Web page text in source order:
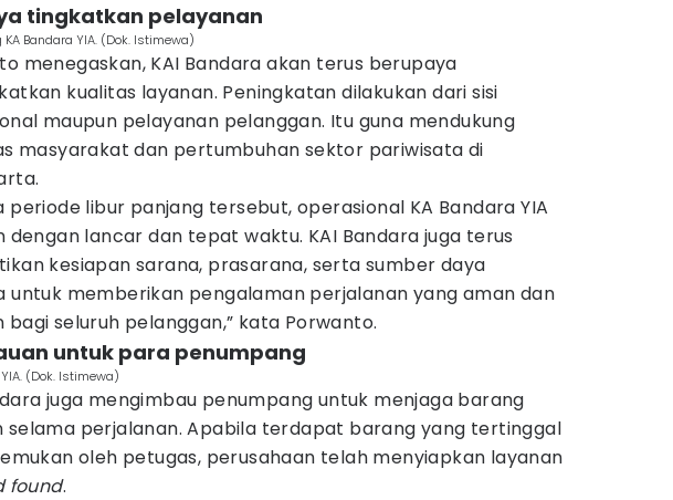
tingkatkan pelayanan
Bandara YIA. (Dok. Istimewa)
menegaskan, KAI Bandara akan terus berupaya
kualitas layanan. Peningkatan dilakukan dari sisi
maupun pelayanan pelanggan. Itu guna mendukung
masyarakat dan pertumbuhan sektor pariwisata di
periode libur panjang tersebut, operasional KA Bandara YIA
dengan lancar dan tepat waktu. KAI Bandara juga terus
kesiapan sarana, prasarana, serta sumber daya
untuk memberikan pengalaman perjalanan yang aman dan
bagi seluruh pelanggan,” kata Porwanto.
untuk para penumpang
(Dok. Istimewa)
juga mengimbau penumpang untuk menjaga barang
selama perjalanan. Apabila terdapat barang yang tertinggal
oleh petugas, perusahaan telah menyiapkan layanan
found.